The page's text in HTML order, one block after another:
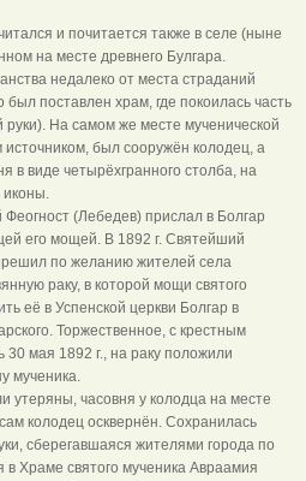
и почитается также в селе (ныне
на месте древнего Булгара.
недалеко от места страданий
поставлен храм, где покоилась часть
руки). На самом же месте мученической
был сооружён колодец, а
в виде четырёхгранного столба, на
иконы.
Феогност (Лебедев) прислал в Болгар
его мощей. В 1892 г. Святейший
по желанию жителей села
раку, в которой мощи святого
её в Успенской церкви Болгар в
Торжественное, с крестным
мая 1892 г., на раку положили
мученика.
утеряны, часовня у колодца на месте
колодец осквернён. Сохранилась
сберегавшаяся жителями города по
Храме святого мученика Авраамия